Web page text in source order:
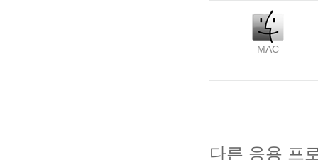
MAC
다른 응용 프